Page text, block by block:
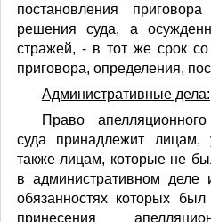
постановления
решения суда, а
стражей, - в тот же срок
приговора, определения,
Административные дела:
Право
суда принадлежит
также лицам, которые не
в административном
обязанностях которых
принесения